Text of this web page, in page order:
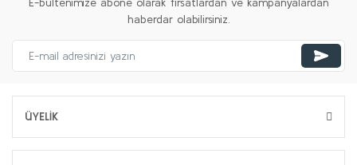
haberdar olabilirsiniz.
ÜYELİK